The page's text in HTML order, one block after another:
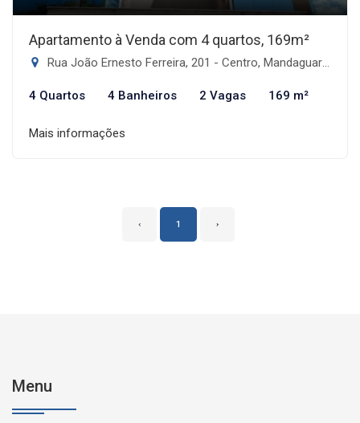
Apartamento à Venda com 4 quartos, 169m²
Rua João Ernesto Ferreira, 201 - Centro, Mandaguari-PR
4 Quartos 4 Banheiros 2 Vagas 169 m²
Mais informações
‹ 1 ›
Menu